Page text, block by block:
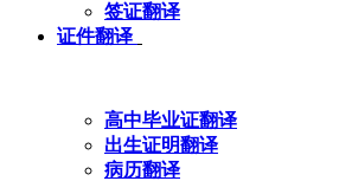
签证翻译
证件翻译
高中毕业证翻译
出生证明翻译
病历翻译